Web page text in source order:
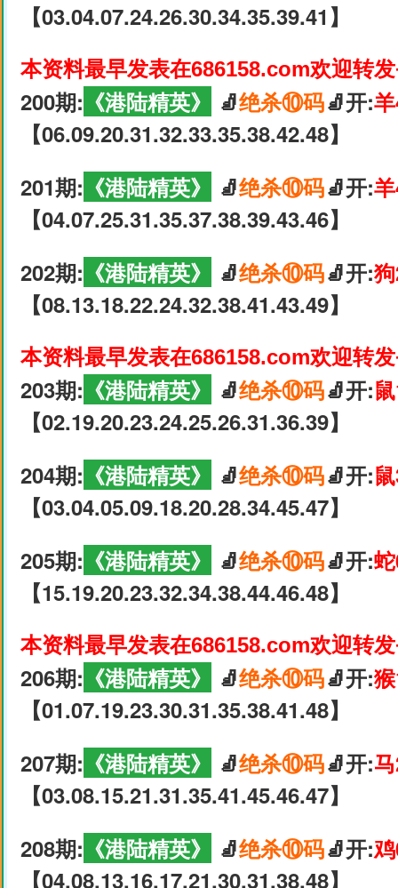
【03.04.07.24.26.30.34.35.39.41】
本资料最早发表在686158.com欢迎转
200期: 《港陆精英》 🧦绝杀⑩码🧦开:
【06.09.20.31.32.33.35.38.42.48】
201期: 《港陆精英》 🧦绝杀⑩码🧦开:
【04.07.25.31.35.37.38.39.43.46】
202期: 《港陆精英》 🧦绝杀⑩码🧦开:
【08.13.18.22.24.32.38.41.43.49】
本资料最早发表在686158.com欢迎转
203期: 《港陆精英》 🧦绝杀⑩码🧦开:
【02.19.20.23.24.25.26.31.36.39】
204期: 《港陆精英》 🧦绝杀⑩码🧦开:
【03.04.05.09.18.20.28.34.45.47】
205期: 《港陆精英》 🧦绝杀⑩码🧦开:
【15.19.20.23.32.34.38.44.46.48】
本资料最早发表在686158.com欢迎转
206期: 《港陆精英》 🧦绝杀⑩码🧦开:
【01.07.19.23.30.31.35.38.41.48】
207期: 《港陆精英》 🧦绝杀⑩码🧦开:
【03.08.15.21.31.35.41.45.46.47】
208期: 《港陆精英》 🧦绝杀⑩码🧦开:
【04.08.13.16.17.21.30.31.38.48】